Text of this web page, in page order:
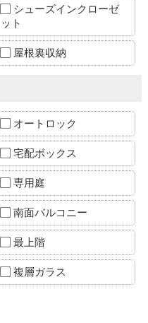
シューズインクローゼ
ット
屋根裏収納
オートロック
宅配ボックス
専用庭
南面バルコニー
最上階
複層ガラス